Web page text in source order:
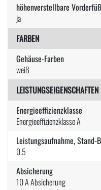
höhenverstellbare
ja
FARBEN
Gehäuse-Farben
weiß
LEISTUNGSEIGENSCHAFTEN
Energieeffizienzklasse
Energieeffizienzklasse A
Leistungsaufnahme, Stand-
0.5
Absicherung
10 A Absicherung